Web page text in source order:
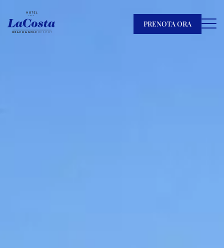
PRENOTA ORA